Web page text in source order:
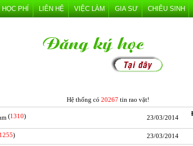
HỌC PHÍ LIÊN HỆ VIỆC LÀM GIA SƯ CHIÊU SINH
Hệ thống có 20267 tin rao vặt!
(1310) 23/03/2014
1255) 23/03/2014